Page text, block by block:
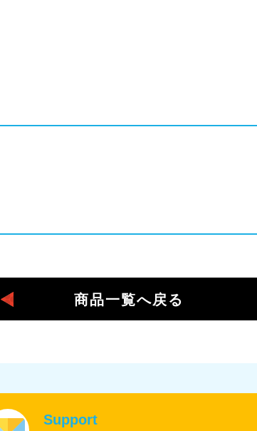
商品一覧へ戻る
Support